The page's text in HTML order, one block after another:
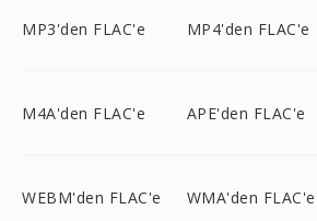
MP3'den FLAC'e MP4'den FLAC'e
M4A'den FLAC'e APE'den FLAC'e
WEBM'den FLAC'e WMA'den FLAC'e